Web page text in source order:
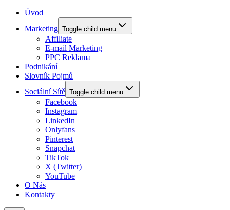
Úvod
Marketing Toggle child menu
Affiliate
E-mail Marketing
PPC Reklama
Podnikání
Slovník Pojmů
Sociální Sítě Toggle child menu
Facebook
Instagram
LinkedIn
Onlyfans
Pinterest
Snapchat
TikTok
X (Twitter)
YouTube
O Nás
Kontakty